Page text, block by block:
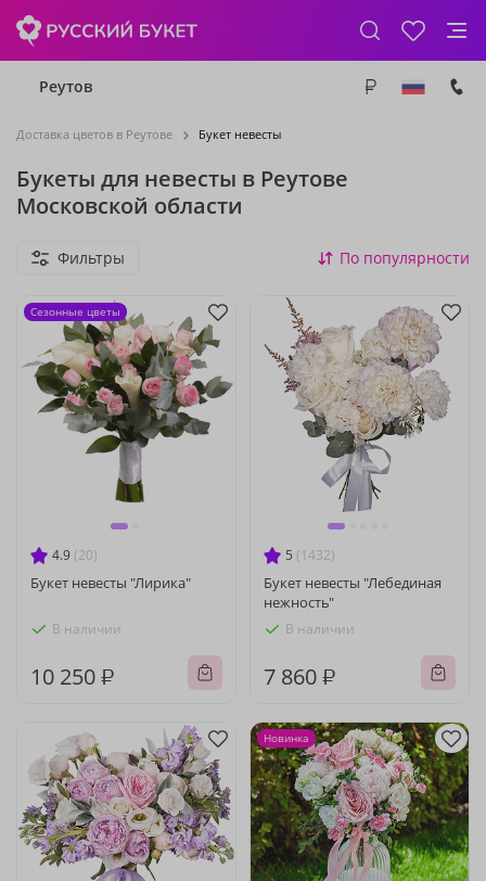
Реутов
Доставка цветов в Реутове Букет невесты
Букеты для невесты в Реутове
Московской области
Фильтры По популярности
4.9 (20)
Букет невесты "Лирика"
В наличии
10 250 ₽
Сезонные цветы
5 (1432)
Букет невесты "Лебединая
нежность"
В наличии
7 860 ₽
Новинка